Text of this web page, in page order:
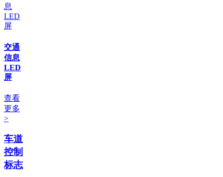
交通
信息
LED
屏
查看
更多
>
车道
控制
标志